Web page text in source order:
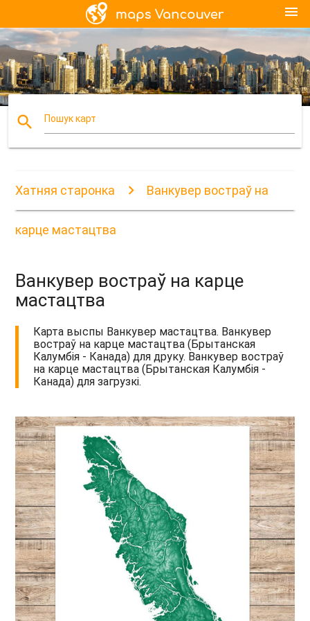
menu
search Пошук карт
Хатняя старонка Ванкувер востраў на
карце мастацтва
Ванкувер востраў на карце
мастацтва
Карта выспы Ванкувер мастацтва. Ванкувер
востраў на карце мастацтва (Брытанская
Калумбія - Канада) для друку. Ванкувер востраў
на карце мастацтва (Брытанская Калумбія -
Канада) для загрузкі.